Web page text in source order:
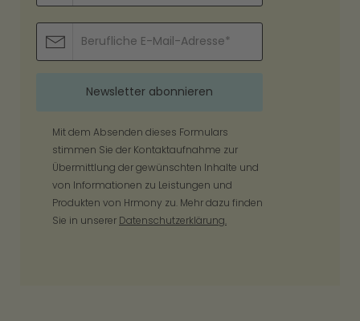
Mit dem Absenden dieses Formulars
stimmen Sie der Kontaktaufnahme zur
Übermittlung der gewünschten Inhalte und
von Informationen zu Leistungen und
Produkten von Hrmony zu. Mehr dazu finden
Sie in unserer Datenschutzerklärung.